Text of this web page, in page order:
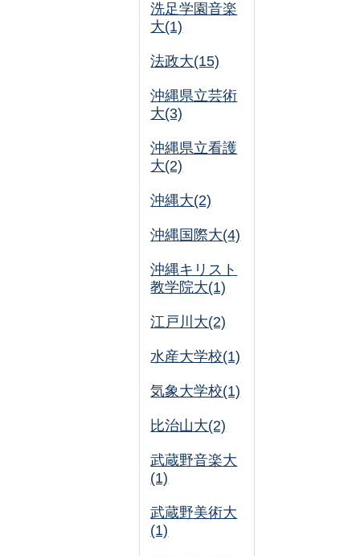
洗足学園音楽
大(1)
法政大(15)
沖縄県立芸術
大(3)
沖縄県立看護
大(2)
沖縄大(2)
沖縄国際大(4)
沖縄キリスト
教学院大(1)
江戸川大(2)
水産大学校(1)
気象大学校(1)
比治山大(2)
武蔵野音楽大
(1)
武蔵野美術大
(1)